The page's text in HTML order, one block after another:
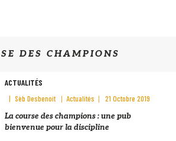
DES CHAMPIONS
ACTUALITÉS
Sèb Desbenoit Actualités
21 Octobre 2019
La course des champions : une pub
bienvenue pour la discipline